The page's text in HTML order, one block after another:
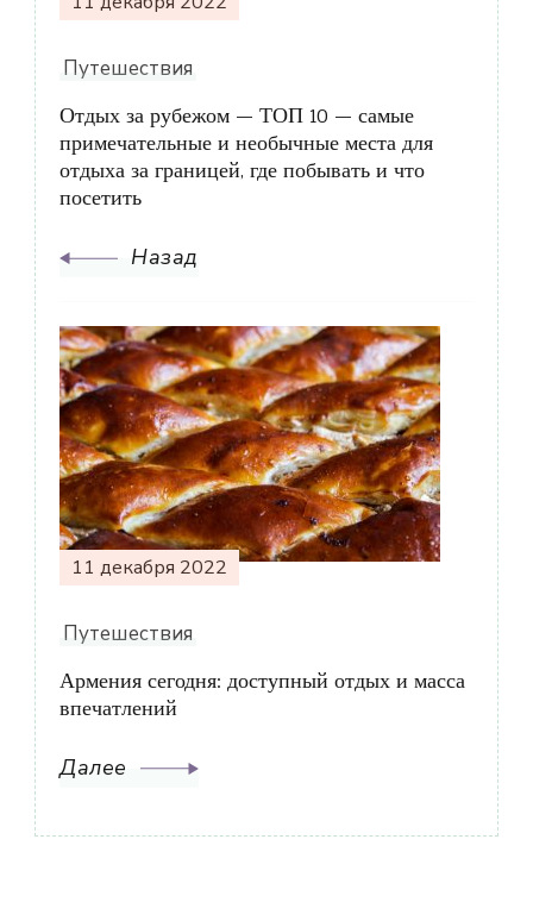
Путешествия
Отдых за рубежом — ТОП 10 — самые
примечательные и необычные места для
отдыха за границей, где побывать и что
посетить
Назад
11 декабря 2022
Путешествия
Армения сегодня: доступный отдых и масса
впечатлений
Далее